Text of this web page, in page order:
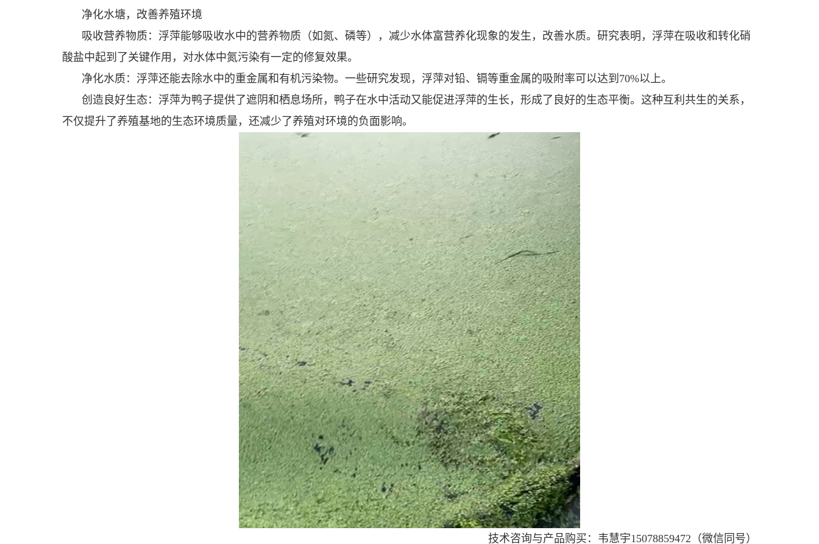
净化水塘，改善养殖环境
吸收营养物质：浮萍能够吸收水中的营养物质（如氮、磷等），减少水体富营养化现象的发生，改善水质。研究表明，浮萍在吸收和转化硝
酸盐中起到了关键作用，对水体中氮污染有一定的修复效果。
净化水质：浮萍还能去除水中的重金属和有机污染物。一些研究发现，浮萍对铅、镉等重金属的吸附率可以达到70%以上。
创造良好生态：浮萍为鸭子提供了遮阴和栖息场所，鸭子在水中活动又能促进浮萍的生长，形成了良好的生态平衡。这种互利共生的关系，
不仅提升了养殖基地的生态环境质量，还减少了养殖对环境的负面影响。
技术咨询与产品购买：韦慧宇15078859472（微信同号）